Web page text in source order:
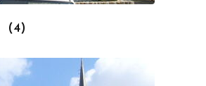
(4)